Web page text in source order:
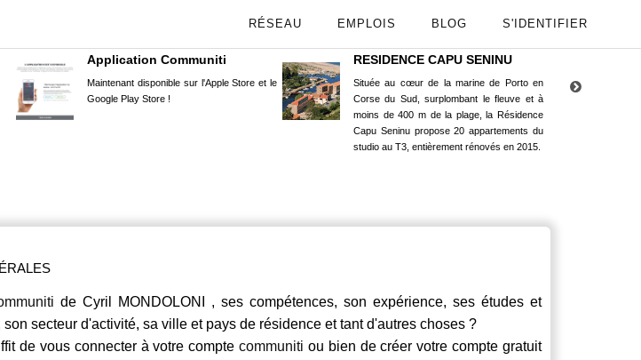
RÉSEAU EMPLOIS BLOG S'IDENTIFIER
Application Communiti
Maintenant disponible sur l'Apple Store et le
Google Play Store !
RESIDENCE CAPU SENINU
Située au cœur de la marine de Porto en
Corse du Sud, surplombant le fleuve et à
moins de 400 m de la plage, la Résidence
Capu Seninu propose 20 appartements du
studio au T3, entièrement rénovés en 2015.
de Cyril MONDOLONI , ses compétences, son expérience, ses études et
secteur d'activité, sa ville et pays de résidence et tant d'autres choses ?
de vous connecter à votre comptecommuniti ou bien de créer votre compte gratuit